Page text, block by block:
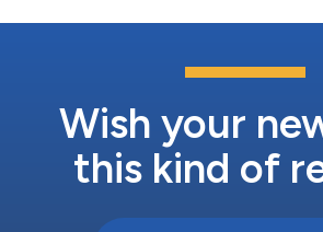
Wish your
this kind of